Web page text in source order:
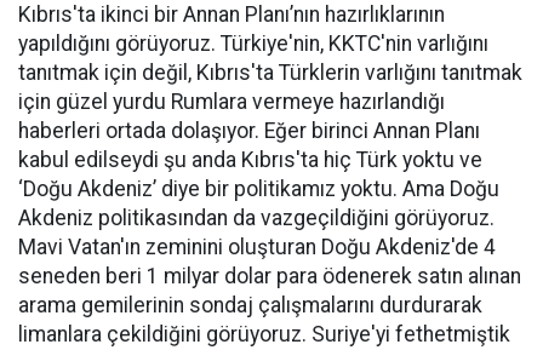
Kıbrıs'ta ikinci bir Annan Planı’nın hazırlıklarının
yapıldığını görüyoruz. Türkiye'nin, KKTC'nin varlığını
tanıtmak için değil, Kıbrıs'ta Türklerin varlığını tanıtmak
için güzel yurdu Rumlara vermeye hazırlandığı
haberleri ortada dolaşıyor. Eğer birinci Annan Planı
kabul edilseydi şu anda Kıbrıs'ta hiç Türk yoktu ve
‘Doğu Akdeniz’ diye bir politikamız yoktu. Ama Doğu
Akdeniz politikasından da vazgeçildiğini görüyoruz.
Mavi Vatan'ın zeminini oluşturan Doğu Akdeniz'de 4
seneden beri 1 milyar dolar para ödenerek satın alınan
arama gemilerinin sondaj çalışmalarını durdurarak
limanlara çekildiğini görüyoruz. Suriye'yi fethetmiştik